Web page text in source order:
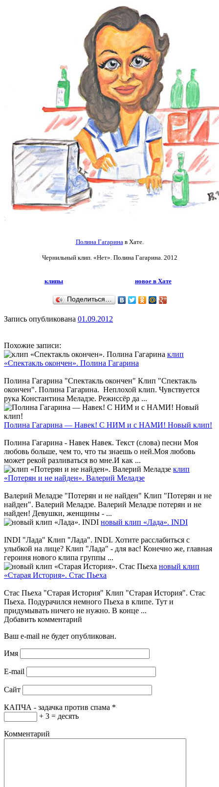
Полина Гагарина в Хате.
Чернильный клип. «Нет». Полина Гагарина. 2012
клипы новое в Хате
Поделиться…
Запись опубликована 01.09.2012
Похожие записи:
клип
«Спектакль окончен». Полина Гагарина
Полина Гагарина "Спектакль окончен" Клип "Спектакль
окончен". Полина Гагарина. Неплохой клип. Чувствуется
рука Константина Меладзе. Режиссёр да ...
Полина Гагарина — Навек! С НИМ и с НАМИ! Новый клип!
Полина Гагарина - Навек Навек. Текст (слова) песни Моя
любовь больше, чем то, что ты знаешь о ней.Моя любовь
может рекой разливаться во мне.И как ...
клип
«Потерян и не найден». Валерий Меладзе
Валерий Меладзе "Потерян и не найден" Клип "Потерян и не
найден". Валерий Меладзе. Валерий Меладзе потерян и не
найден! Девушки, женщины - ...
новый клип «Лада». INDI
INDI "Лада" Клип "Лада". INDI. Хотите расслабиться с
улыбкой на лице? Клип "Лада" - для вас! Конечно же, главная
героиня нового клипа группы ...
новый клип
«Старая История». Стас Пьеха
Стас Пьеха "Старая История" Клип "Старая История". Стас
Пьеха. Подурачился немного Пьеха в клипе. Тут и
придумывать ничего не нужно. В конце ...
Добавить комментарий
Ваш e-mail не будет опубликован.
Имя
E-mail
Сайт
КАПЧА - задачка против спама *
+ 3 = десять
Комментарий